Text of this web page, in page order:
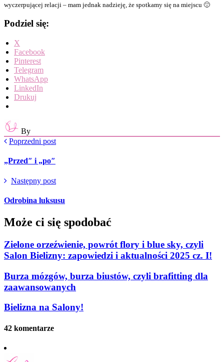
wyczerpującej relacji – mam jednak nadzieję, że spotkamy się na miejscu 🙂
Podziel się:
X
Facebook
Pinterest
Telegram
WhatsApp
LinkedIn
Drukuj
By
Poprzedni post
„Przed″ i „po″
Następny post
Odrobina luksusu
Może ci się spodobać
Zielone orzeźwienie, powrót flory i blue sky, czyli
Salon Bielizny: zapowiedzi i aktualności 2025 cz. I!
Burza mózgów, burza biustów, czyli brafitting dla
zaawansowanych
Bielizna na Salony!
42 komentarze